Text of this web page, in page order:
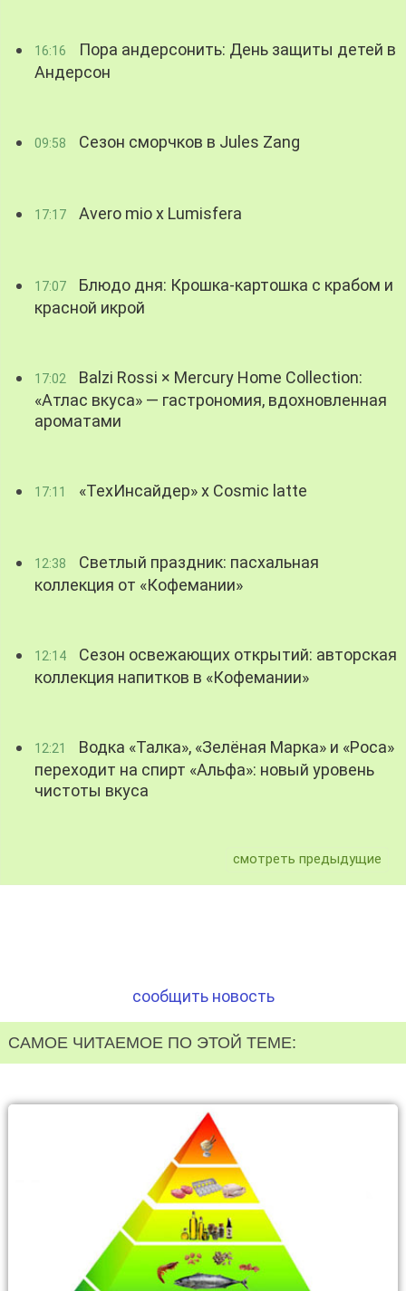
16:16
Пора андерсонить: День защиты детей в
Андерсон
09:58 Сезон сморчков в Jules Zang
17:17 Avero mio x Lumisfera
17:07
Блюдо дня: Крошка-картошка с крабом и
красной икрой
17:02
Balzi Rossi × Mercury Home Collection:
«Атлас вкуса» — гастрономия, вдохновленная
ароматами
17:11 «ТехИнсайдер» х Cosmic latte
12:38
Светлый праздник: пасхальная
коллекция от «Кофемании»
12:14
Сезон освежающих открытий: авторская
коллекция напитков в «Кофемании»
12:21
Водка «Талка», «Зелёная Марка» и «Роса»
переходит на спирт «Альфа»: новый уровень
чистоты вкуса
смотреть предыдущие
сообщить новость
САМОЕ ЧИТАЕМОЕ ПО ЭТОЙ ТЕМЕ: